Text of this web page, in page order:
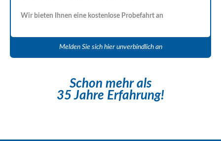
Wir bieten Ihnen eine kostenlose Probefahrt an
Melden Sie sich hier unverbindlich an
Schon mehr als
35 Jahre Erfahrung!